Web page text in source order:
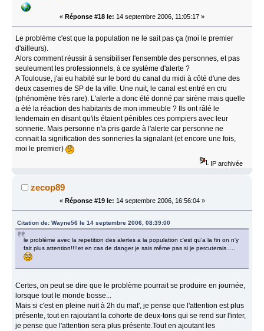
« Réponse #18 le: 14 septembre 2006, 11:05:17 »
Le problème c'est que la population ne le sait pas ça (moi le premier
d'ailleurs).
Alors comment réussir à sensibiliser l'ensemble des personnes, et pas
seuleument les professionnels, à ce système d'alerte ?
A Toulouse, j'ai eu habité sur le bord du canal du midi à côté d'une des
deux casernes de SP de la ville. Une nuit, le canal est entré en cru
(phénomène très rare). L'alerte a donc été donné par sirène mais quelle
a été la réaction des habitants de mon immeuble ? Ils ont râlé le
lendemain en disant qu'ils étaient pénibles ces pompiers avec leur
sonnerie. Mais personne n'a pris garde à l'alerte car personne ne
connait la signification des sonneries la signalant (et encore une fois,
moi le premier)
IP archivée
zecop89
« Réponse #19 le: 14 septembre 2006, 16:56:04 »
Citation de: Wayne56 le 14 septembre 2006, 08:39:00
le problème avec la repetition des alertes a la population c'est qu'a la fin on n'y
fait plus attention!!!!et en cas de danger je sais même pas si je percuterais.....
Certes, on peut se dire que le problème pourrait se produire en journée,
lorsque tout le monde bosse...
Mais si c'est en pleine nuit à 2h du mat', je pense que l'attention est plus
présente, tout en rajoutant la cohorte de deux-tons qui se rend sur l'inter,
je pense que l'attention sera plus présente.Tout en ajoutant les